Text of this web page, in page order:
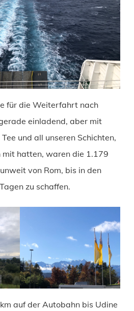
für die Weiterfahrt nach
einladend, aber mit
und all unseren Schichten,
mit hatten, waren die 1.179
von Rom, bis in den
zu schaffen.
auf der Autobahn bis Udine